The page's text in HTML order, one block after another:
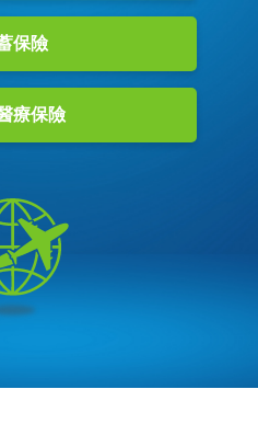
保險
療保險